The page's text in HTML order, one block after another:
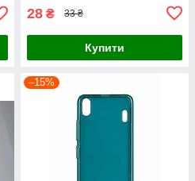
28 ₴ 33 ₴
Купити
–15%